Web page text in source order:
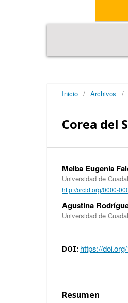
Inicio / Archivos /
Corea del
Melba Eugenia
Universidad de
http://orcid.org/0000-
Agustina
Universidad de
DOI: https://
Resumen